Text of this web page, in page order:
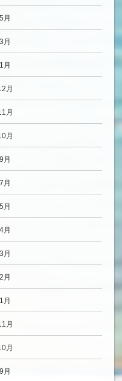
月
月
月
月
月
月
月
月
月
月
月
月
月
月
月
月